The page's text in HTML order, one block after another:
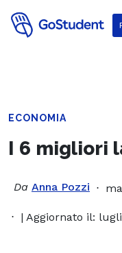
ECONOMIA
I 6 migliori
Da Anna Pozzi
| Aggiornato il: